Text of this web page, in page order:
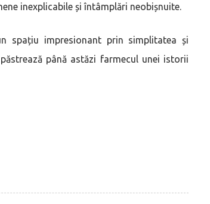
inexplicabile și întâmplări neobișnuite.
spațiu impresionant prin simplitatea și
până astăzi farmecul unei istorii